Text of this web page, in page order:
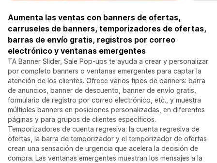
Aumenta las ventas con banners de ofertas,
carruseles de banners, temporizadores de ofertas,
barras de envío gratis, registros por correo
electrónico y ventanas emergentes
TA Banner Slider, Sale Pop-ups te ayuda a crear y personalizar
por completo banners o ventanas emergentes para captar la
atención de los clientes. Ofrece varios tipos de banners: barra
de anuncios, banner de descuento, banner de envío gratis,
formulario de registro por correo electrónico, etc., y muestra
múltiples banners en posiciones personalizadas, en diferentes
páginas y para grupos de clientes específicos.
Temporizadores de cuenta regresiva: la cuenta regresiva de
ofertas, la barra de temporizador y el temporizador de ofertas
crean una sensación de urgencia que acelera la decisión de
compra. Las ventanas emergentes muestran los mensajes a la